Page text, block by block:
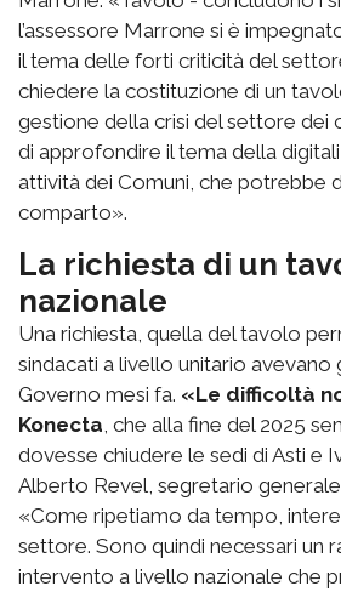
l’assessore Marrone si è
il tema delle forti criticità del
chiedere la costituzione di un
gestione della crisi del settore dei
di approfondire il tema della
attività dei Comuni, che potrebbe
comparto».
La richiesta di un
nazionale
Una richiesta, quella del tavolo
sindacati a livello unitario avevano
Governo mesi fa. «Le difficoltà
Konecta , che alla fine del 2025
dovesse chiudere le sedi di Asti e
Alberto Revel, segretario
«Come ripetiamo da tempo,
settore. Sono quindi necessari un
intervento a livello nazionale che